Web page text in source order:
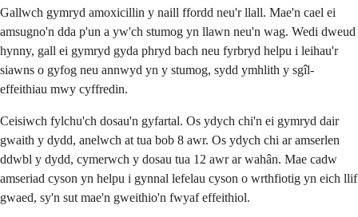
Gallwch gymryd amoxicillin y naill ffordd neu'r llall. Mae'n cael ei
amsugno'n dda p'un a yw'ch stumog yn llawn neu'n wag. Wedi dweud
hynny, gall ei gymryd gyda phryd bach neu fyrbryd helpu i leihau'r
siawns o gyfog neu annwyd yn y stumog, sydd ymhlith y sgîl-
effeithiau mwy cyffredin.
Ceisiwch fylchu'ch dosau'n gyfartal. Os ydych chi'n ei gymryd dair
gwaith y dydd, anelwch at tua bob 8 awr. Os ydych chi ar amserlen
ddwbl y dydd, cymerwch y dosau tua 12 awr ar wahân. Mae cadw
amseriad cyson yn helpu i gynnal lefelau cyson o wrthfiotig yn eich llif
gwaed, sy'n sut mae'n gweithio'n fwyaf effeithiol.